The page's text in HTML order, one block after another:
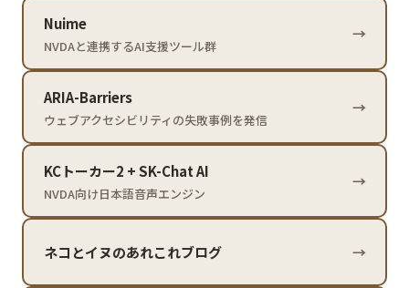
Nuime
NVDAと連携するAI支援ツール群
→
ARIA-Barriers
ウェブアクセシビリティの失敗事例を発信
→
KCトーカー2 + SK-Chat AI
NVDA向け日本語音声エンジン
→
ネコとイヌのあれこれブログ →